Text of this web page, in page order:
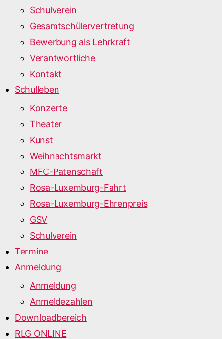
Schulverein
Gesamtschülervertretung
Bewerbung als Lehrkraft
Verantwortliche
Kontakt
Schulleben
Konzerte
Theater
Kunst
Weihnachtsmarkt
MFC-Patenschaft
Rosa-Luxemburg-Fahrt
Rosa-Luxemburg-Ehrenpreis
GSV
Schulverein
Termine
Anmeldung
Anmeldung
Anmeldezahlen
Downloadbereich
RLG ONLINE